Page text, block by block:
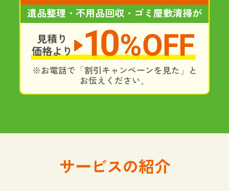
遺品整理・不用品回収・ゴミ屋敷清掃が
見積り
価格より
10%OFF
※お電話で「割引キャンペーンを見た」と
お伝えください。
サービスの紹介